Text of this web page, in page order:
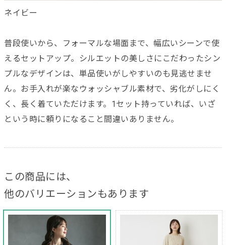
ネイビー
普段使いから、フォーマルな場面まで、幅広いシーンで使
えるセットアップ。シルエットの美しさにこだわったシン
プルなデザインは、単品使いがしやすいのも見逃せませ
ん。お手入れが楽なウォッシャブル素材で、劣化がしにく
く、長く着ていただけます。1セット持っていれば、いざ
という時に頼りになること間違いありません。
この商品には、
他のバリエーションもあります